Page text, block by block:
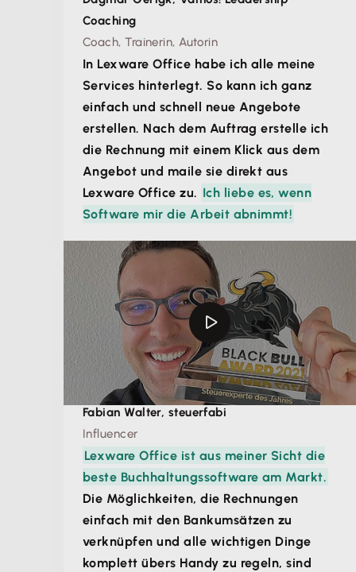
Coaching
Coach, Trainerin, Autorin
In Lexware Office habe ich alle meine
Services hinterlegt. So kann ich ganz
einfach und schnell neue Angebote
erstellen. Nach dem Auftrag erstelle ich
die Rechnung mit einem Klick aus dem
Angebot und maile sie direkt aus
Lexware Office zu. Ich liebe es, wenn
Software mir die Arbeit abnimmt!
Fabian Walter, steuerfabi
Influencer
Lexware Office ist aus meiner Sicht die
beste Buchhaltungssoftware am Markt.
Die Möglichkeiten, die Rechnungen
einfach mit den Bankumsätzen zu
verknüpfen und alle wichtigen Dinge
komplett übers Handy zu regeln, sind